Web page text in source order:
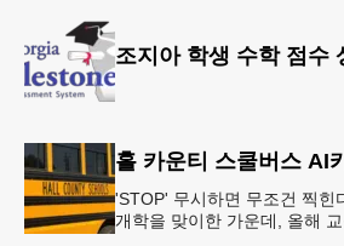
조지아 학생 수학 점수
홀 카운티 스쿨버스 AI
'STOP' 무시하면 무조건 찍힌
개학을 맞이한 가운데, 올해